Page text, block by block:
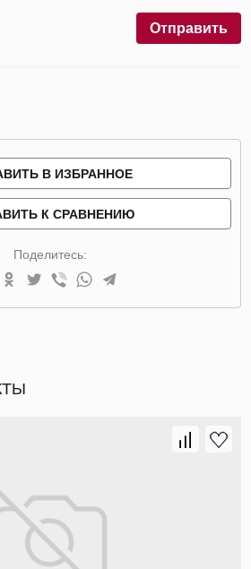
Отправить
В ИЗБРАННОЕ
К СРАВНЕНИЮ
Поделитесь: